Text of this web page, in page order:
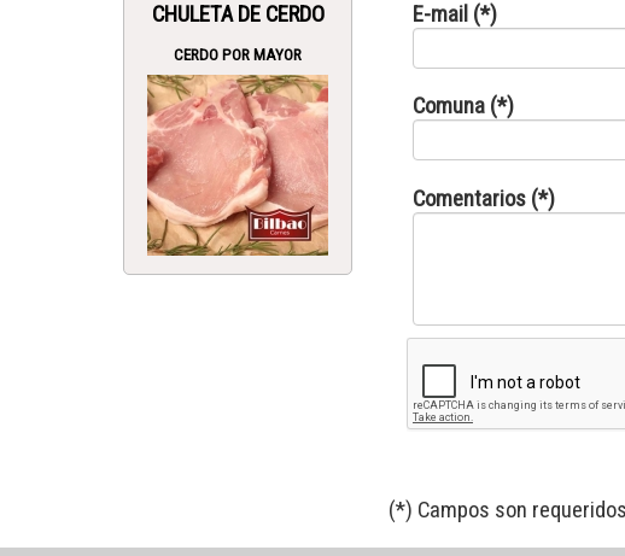
CHULETA DE CERDO
CERDO POR MAYOR
E-mail (*)
Comuna (*)
Comentarios (*)
(*) Campos son